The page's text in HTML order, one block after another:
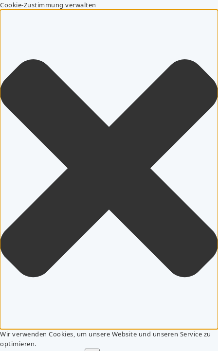
Cookie-Zustimmung verwalten
Wir verwenden Cookies, um unsere Website und unseren Service zu
optimieren.